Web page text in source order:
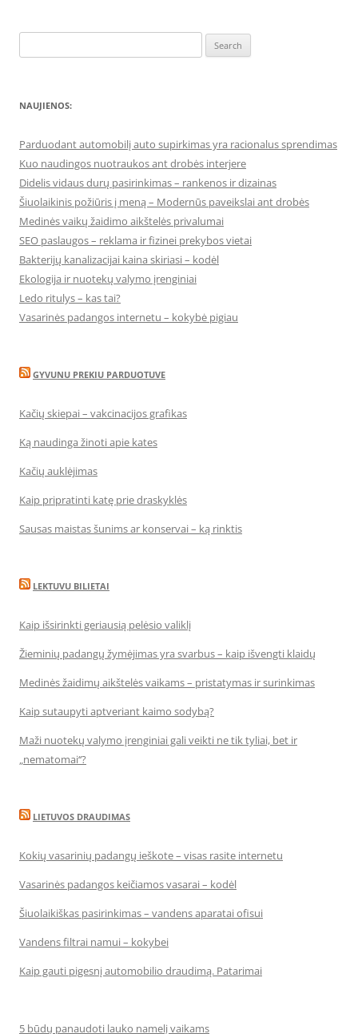
for:
NAUJIENOS:
Parduodant automobilį auto supirkimas yra racionalus sprendimas
Kuo naudingos nuotraukos ant drobės interjere
Didelis vidaus durų pasirinkimas – rankenos ir dizainas
Šiuolaikinis požiūris į meną – Modernūs paveikslai ant drobės
Medinės vaikų žaidimo aikštelės privalumai
SEO paslaugos – reklama ir fizinei prekybos vietai
Bakterijų kanalizacijai kaina skiriasi – kodėl
Ekologija ir nuotekų valymo įrenginiai
Ledo ritulys – kas tai?
Vasarinės padangos internetu – kokybė pigiau
GYVUNU PREKIU PARDUOTUVE
Kačių skiepai – vakcinacijos grafikas
Ką naudinga žinoti apie kates
Kačių auklėjimas
Kaip pripratinti katę prie draskyklės
Sausas maistas šunims ar konservai – ką rinktis
LEKTUVU BILIETAI
Kaip išsirinkti geriausią pelėsio valiklį
Žieminių padangų žymėjimas yra svarbus – kaip išvengti klaidų
Medinės žaidimų aikštelės vaikams – pristatymas ir surinkimas
Kaip sutaupyti aptveriant kaimo sodybą?
Maži nuotekų valymo įrenginiai gali veikti ne tik tyliai, bet ir
„nematomai‘‘?
LIETUVOS DRAUDIMAS
Kokių vasarinių padangų ieškote – visas rasite internetu
Vasarinės padangos keičiamos vasarai – kodėl
Šiuolaikiškas pasirinkimas – vandens aparatai ofisui
Vandens filtrai namui – kokybei
Kaip gauti pigesnį automobilio draudimą. Patarimai
5 būdų panaudoti lauko namelį vaikams